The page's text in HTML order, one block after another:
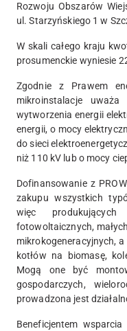
Rozwoju Obszarów
ul. Starzyńskiego 1 w
W skali całego kraju
prosumenckie wyniesie
Zgodnie z Prawem
mikroinstalacje
wytworzenia energii
energii, o mocy
do sieci
niż 110 kV lub o mocy
Dofinansowanie z
zakupu wszystkich
więc
fotowoltaicznych,
mikrokogeneracyjnych,
kotłów na biomasę,
Mogą one być
gospodarczych,
prowadzona jest
Beneficjentem